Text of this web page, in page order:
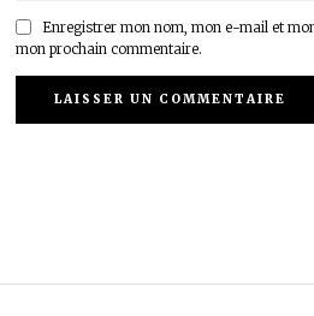
Enregistrer mon nom, mon e-mail et
mon prochain commentaire.